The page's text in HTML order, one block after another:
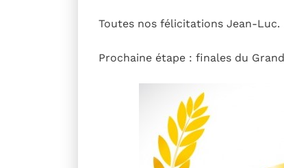
Toutes nos félicitations Jean-Luc.
Prochaine étape : finales du